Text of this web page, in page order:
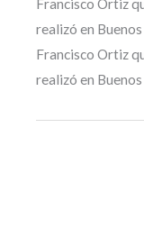
Francisco Ortiz
realizó en
Francisco Ortiz
realizó en